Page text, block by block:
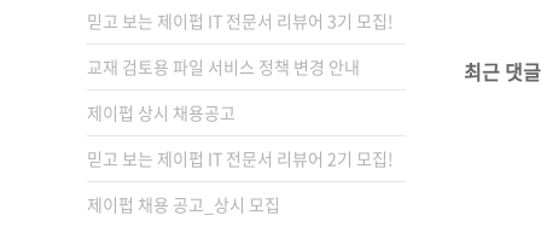
믿고 보는 제이펍 IT 전문서 리뷰어 3기 모집!
교재 검토용 파일 서비스 정책 변경 안내
제이펍 상시 채용공고
믿고 보는 제이펍 IT 전문서 리뷰어 2기 모집!
제이펍 채용 공고_상시 모집
최근 댓글